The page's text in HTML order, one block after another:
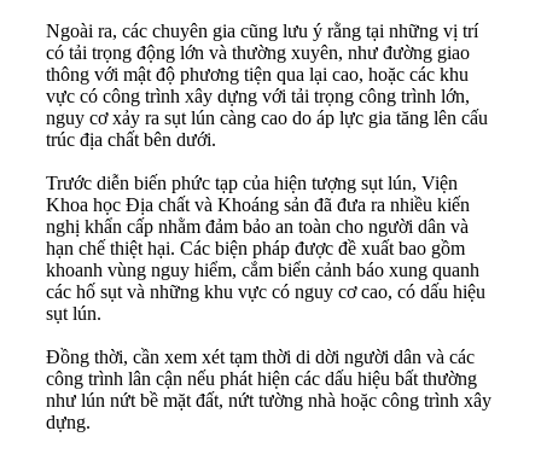
Ngoài ra, các chuyên gia cũng lưu ý rằng tại những vị trí
có tải trọng động lớn và thường xuyên, như đường giao
thông với mật độ phương tiện qua lại cao, hoặc các khu
vực có công trình xây dựng với tải trọng công trình lớn,
nguy cơ xảy ra sụt lún càng cao do áp lực gia tăng lên cấu
trúc địa chất bên dưới.
Trước diễn biến phức tạp của hiện tượng sụt lún, Viện
Khoa học Địa chất và Khoáng sản đã đưa ra nhiều kiến
nghị khẩn cấp nhằm đảm bảo an toàn cho người dân và
hạn chế thiệt hại. Các biện pháp được đề xuất bao gồm
khoanh vùng nguy hiểm, cắm biển cảnh báo xung quanh
các hố sụt và những khu vực có nguy cơ cao, có dấu hiệu
sụt lún.
Đồng thời, cần xem xét tạm thời di dời người dân và các
công trình lân cận nếu phát hiện các dấu hiệu bất thường
như lún nứt bề mặt đất, nứt tường nhà hoặc công trình xây
dựng.